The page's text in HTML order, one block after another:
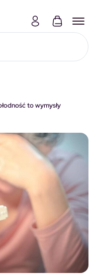
to wymysły